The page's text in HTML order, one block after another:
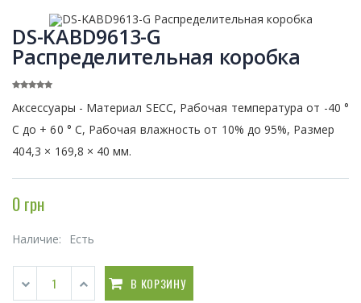
DS-KABD9613-G
Распределительная коробка
Аксессуары - Материал SECC, Рабочая температура от -40 °
C до + 60 ° C, Рабочая влажность от 10% до 95%, Размер
404,3 × 169,8 × 40 мм.
0 грн
Наличие: Есть
В КОРЗИНУ